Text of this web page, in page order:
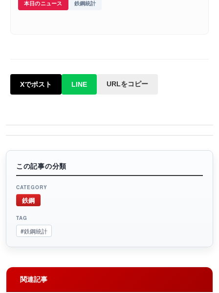
本日のニュース 鉄鋼統計
Xでポスト LINE URLをコピー
この記事の分類
CATEGORY
鉄鋼
TAG
#鉄鋼統計
関連記事